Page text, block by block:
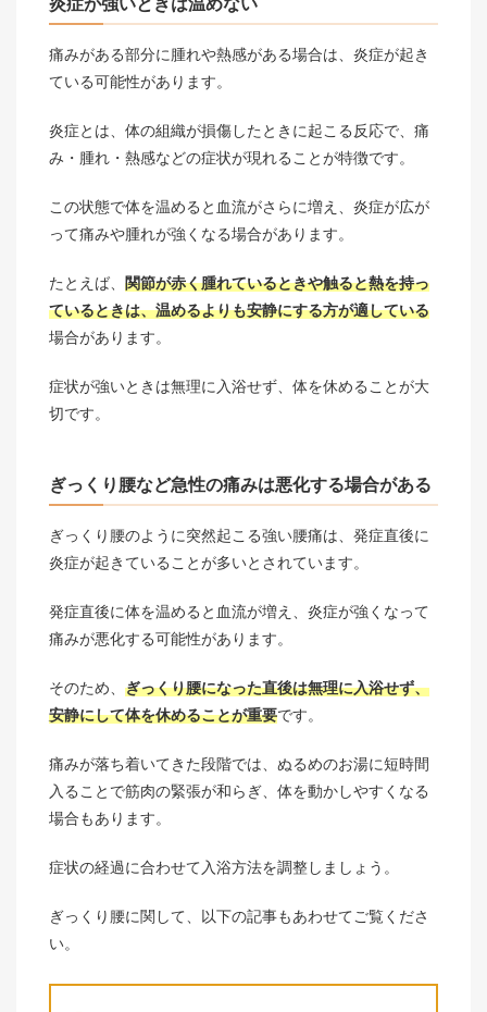
痛みがある部分に腫れや熱感がある場合は、炎症が起き
ている可能性があります。
炎症とは、体の組織が損傷したときに起こる反応で、痛
み・腫れ・熱感などの症状が現れることが特徴です。
この状態で体を温めると血流がさらに増え、炎症が広が
って痛みや腫れが強くなる場合があります。
たとえば、 関節が赤く腫れているときや触ると熱を持っ
ているときは、温めるよりも安静にする方が適している
場合があります。
症状が強いときは無理に入浴せず、体を休めることが大
切です。
ぎっくり腰など急性の痛みは悪化する場合がある
ぎっくり腰のように突然起こる強い腰痛は、発症直後に
炎症が起きていることが多いとされています。
発症直後に体を温めると血流が増え、炎症が強くなって
痛みが悪化する可能性があります。
そのため、 ぎっくり腰になった直後は無理に入浴せず、
安静にして体を休めることが重要です。
痛みが落ち着いてきた段階では、ぬるめのお湯に短時間
入ることで筋肉の緊張が和らぎ、体を動かしやすくなる
場合もあります。
症状の経過に合わせて入浴方法を調整しましょう。
ぎっくり腰に関して、以下の記事もあわせてご覧くださ
い。